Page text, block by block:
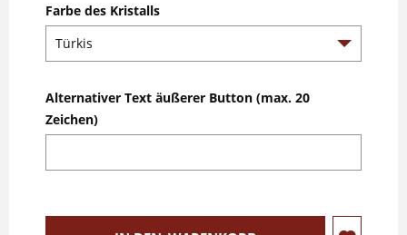
Farbe des Kristalls
Alternativer Text äußerer Button (max. 20
Zeichen)